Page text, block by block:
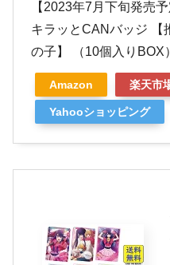
【2023年7月下旬発売予
キラッとCANバッジ 【
の子】 （10個入りBOX）
Amazon 楽天市
Yahooショッピング